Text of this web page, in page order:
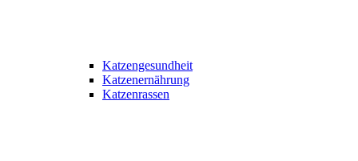
Katzengesundheit
Katzenernährung
Katzenrassen